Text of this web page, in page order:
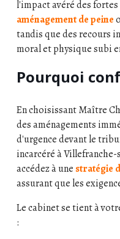
l'impact avéré des
aménagement de peine
tandis que des recours
moral et physique subi
Pourquoi
En choisissant Maître
des aménagements
d'urgence devant le
incarcéré à
accédez à une stratégie
assurant que les
Le cabinet se tient à
: